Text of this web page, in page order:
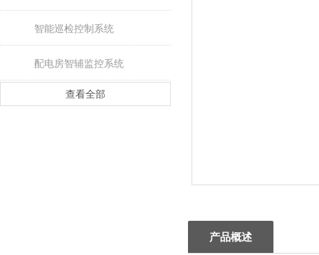
智能巡检控制系统
配电房智辅监控系统
查看全部
产品概述